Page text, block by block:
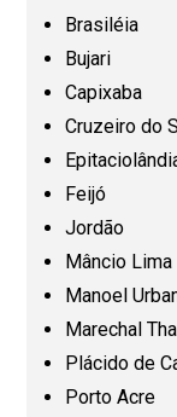
Brasiléia
Bujari
Capixaba
Cruzeiro do
Feijó
Jordão
Mâncio Lima
Manoel
Marechal
Plácido de
Porto Acre